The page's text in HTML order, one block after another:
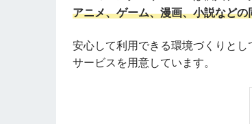
アニメ、ゲーム、漫画、小説など
安心して利用できる環境づくりと
サービスを用意しています。